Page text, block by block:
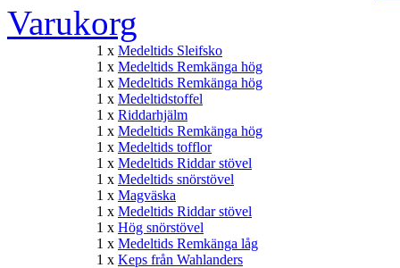
Varukorg
1 x Medeltids Sleifsko
1 x Medeltids Remkänga hög
1 x Medeltids Remkänga hög
1 x Medeltidstoffel
1 x Riddarhjälm
1 x Medeltids Remkänga hög
1 x Medeltids tofflor
1 x Medeltids Riddar stövel
1 x Medeltids snörstövel
1 x Magväska
1 x Medeltids Riddar stövel
1 x Hög snörstövel
1 x Medeltids Remkänga låg
1 x Keps från Wahlanders